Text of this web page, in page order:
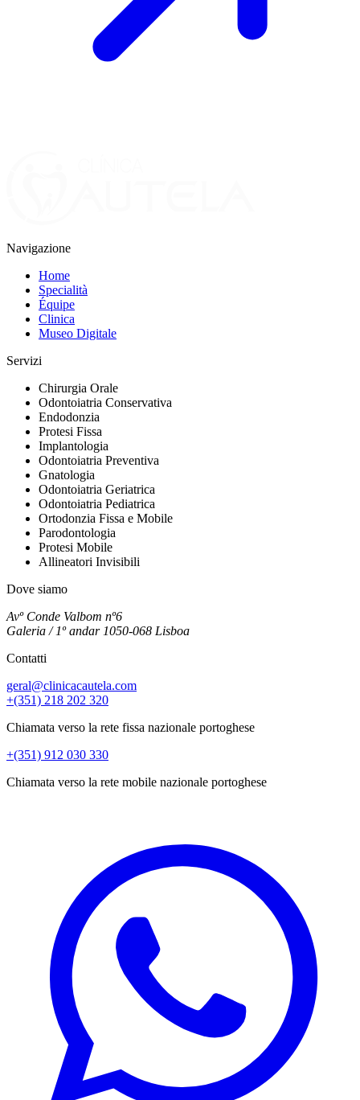
Navigazione
Home
Specialità
Équipe
Clinica
Museo Digitale
Servizi
Chirurgia Orale
Odontoiatria Conservativa
Endodonzia
Protesi Fissa
Implantologia
Odontoiatria Preventiva
Gnatologia
Odontoiatria Geriatrica
Odontoiatria Pediatrica
Ortodonzia Fissa e Mobile
Parodontologia
Protesi Mobile
Allineatori Invisibili
Dove siamo
Avº Conde Valbom nº6
Galeria / 1º andar 1050-068 Lisboa
Contatti
geral@clinicacautela.com
+(351) 218 202 320
Chiamata verso la rete fissa nazionale portoghese
+(351) 912 030 330
Chiamata verso la rete mobile nazionale portoghese